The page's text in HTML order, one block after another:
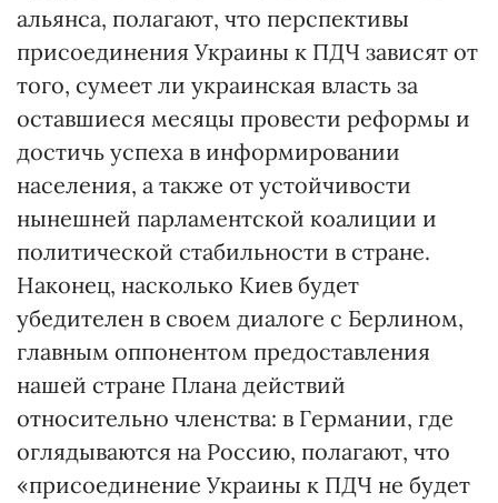
альянса, полагают, что перспективы
присоединения Украины к ПДЧ зависят от
того, сумеет ли украинская власть за
оставшиеся месяцы провести реформы и
достичь успеха в информировании
населения, а также от устойчивости
нынешней парламентской коалиции и
политической стабильности в стране.
Наконец, насколько Киев будет
убедителен в своем диалоге с Берлином,
главным оппонентом предоставления
нашей стране Плана действий
относительно членства: в Германии, где
оглядываются на Россию, полагают, что
«присоединение Украины к ПДЧ не будет